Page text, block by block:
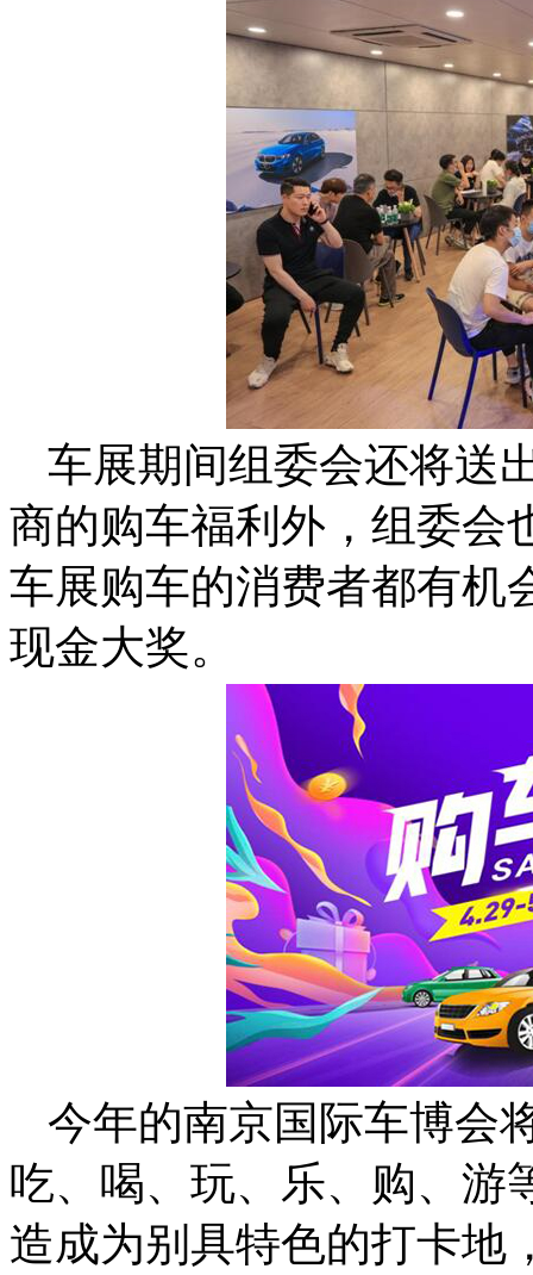
车展期间组委会还将送
商的购车福利外，组委会
车展购车的消费者都有机
现金大奖。
今年的南京国际车博会
吃、喝、玩、乐、购、游
造成为别具特色的打卡地